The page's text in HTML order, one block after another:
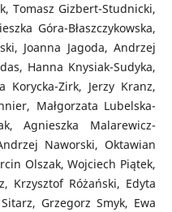
Tomasz Gizbert-Studnicki,
Góra-Błaszczykowska,
Joanna Jagoda, Andrzej
Hanna Knysiak-Sudyka,
Korycka-Zirk, Jerzy Kranz,
Małgorzata Lubelska-
Agnieszka Malarewicz-
Naworski, Oktawian
Olszak, Wojciech Piątek,
Krzysztof Różański, Edyta
Grzegorz Smyk, Ewa